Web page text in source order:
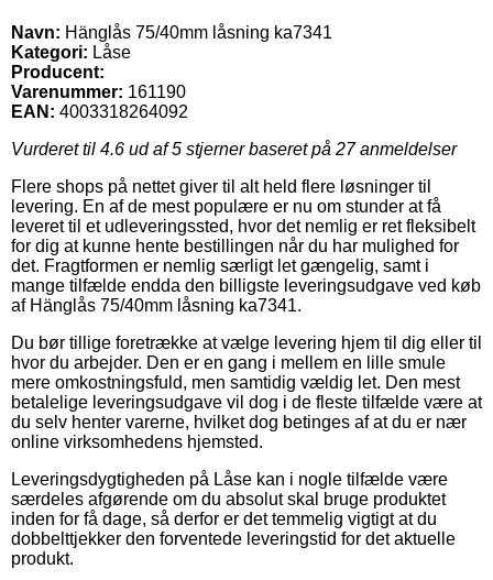
Navn: Hänglås 75/40mm låsning ka7341
Kategori: Låse
Producent:
Varenummer: 161190
EAN: 4003318264092
Vurderet til 4.6 ud af 5 stjerner baseret på 27anmeldelser
Flere shops på nettet giver til alt held flere løsninger til
levering. En af de mest populære er nu om stunder at få
leveret til et udleveringssted, hvor det nemlig er ret fleksibelt
for dig at kunne hente bestillingen når du har mulighed for
det. Fragtformen er nemlig særligt let gængelig, samt i
mange tilfælde endda den billigste leveringsudgave ved køb
af Hänglås 75/40mm låsning ka7341.
Du bør tillige foretrække at vælge levering hjem til dig eller til
hvor du arbejder. Den er en gang i mellem en lille smule
mere omkostningsfuld, men samtidig vældig let. Den mest
betalelige leveringsudgave vil dog i de fleste tilfælde være at
du selv henter varerne, hvilket dog betinges af at du er nær
online virksomhedens hjemsted.
Leveringsdygtigheden på Låse kan i nogle tilfælde være
særdeles afgørende om du absolut skal bruge produktet
inden for få dage, så derfor er det temmelig vigtigt at du
dobbelttjekker den forventede leveringstid for det aktuelle
produkt.